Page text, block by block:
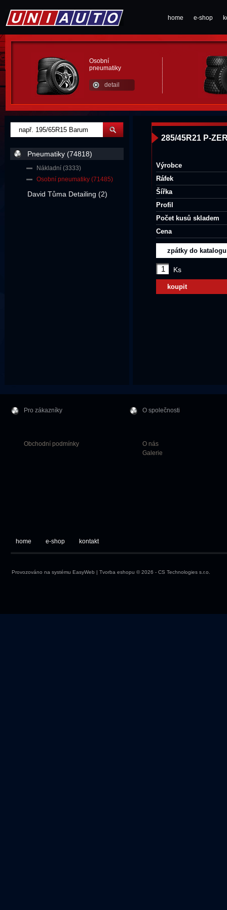
home e-shop
Osobní
pneumatiky
detail
285/45R21 P-
Výrobce
Ráfek
Šířka
Profil
Počet kusů skladem
Cena
zpátky do katalogu
Ks
koupit
Pneumatiky (74818)
Nákladní (3333)
Osobní pneumatiky (71485)
David Tůma Detailing (2)
Pro zákazníky
Obchodní podmínky
O společnosti
O nás
Galerie
home e-shop kontakt
Provozováno na systému EasyWeb | Tvorba eshopu © 2026 - CS Technologies s.r.o.